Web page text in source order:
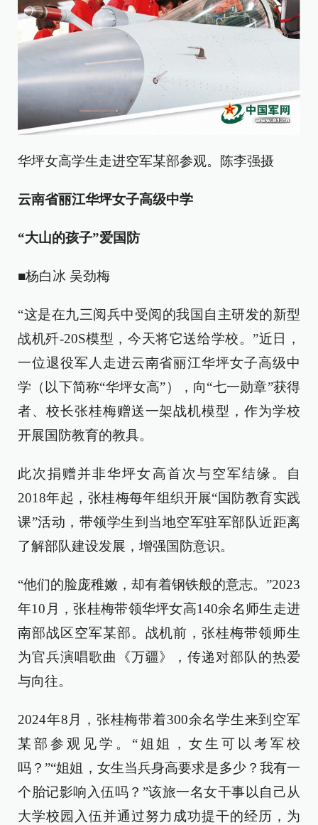
华坪女高学生走进空军某部参观。陈李强摄
云南省丽江华坪女子高级中学
“大山的孩子”爱国防
■杨白冰 吴劲梅
“这是在九三阅兵中受阅的我国自主研发的新型
战机歼-20S模型，今天将它送给学校。”近日，
一位退役军人走进云南省丽江华坪女子高级中
学（以下简称“华坪女高”），向“七一勋章”获得
者、校长张桂梅赠送一架战机模型，作为学校
开展国防教育的教具。
此次捐赠并非华坪女高首次与空军结缘。自
2018年起，张桂梅每年组织开展“国防教育实践
课”活动，带领学生到当地空军驻军部队近距离
了解部队建设发展，增强国防意识。
“他们的脸庞稚嫩，却有着钢铁般的意志。”2023
年10月，张桂梅带领华坪女高140余名师生走进
南部战区空军某部。战机前，张桂梅带领师生
为官兵演唱歌曲《万疆》，传递对部队的热爱
与向往。
2024年8月，张桂梅带着300余名学生来到空军
某部参观见学。“姐姐，女生可以考军校
吗？”“姐姐，女生当兵身高要求是多少？我有一
个胎记影响入伍吗？”该旅一名女干事以自己从
大学校园入伍并通过努力成功提干的经历，为